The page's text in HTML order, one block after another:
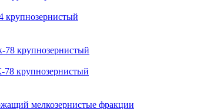
крупнозернистый
крупнозернистый